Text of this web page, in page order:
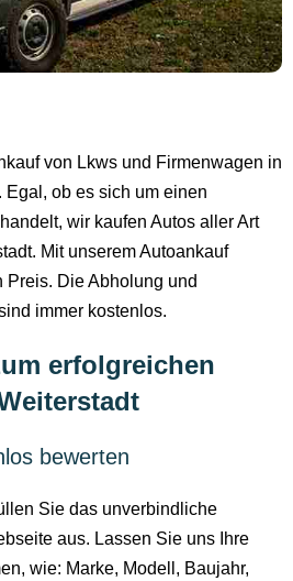
von Lkws und Firmenwagen in
ob es sich um einen
wir kaufen Autos aller Art
Mit unserem Autoankauf
Die Abholung und
immer kostenlos.
erfolgreichen
bewerten
Sie das unverbindliche
aus. Lassen Sie uns Ihre
wie: Marke, Modell, Baujahr,